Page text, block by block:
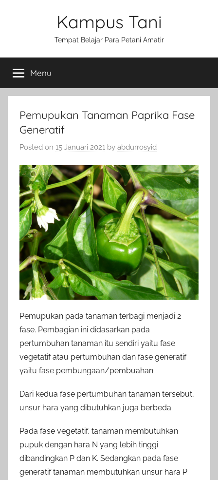
Kampus Tani
Tempat Belajar Para Petani Amatir
Menu
Pemupukan Tanaman Paprika Fase
Generatif
Posted on 15 Januari 2021 by abdurrosyid
Pemupukan pada tanaman terbagi menjadi 2
fase. Pembagian ini didasarkan pada
pertumbuhan tanaman itu sendiri yaitu fase
vegetatif atau pertumbuhan dan fase generatif
yaitu fase pembungaan/pembuahan.
Dari kedua fase pertumbuhan tanaman tersebut,
unsur hara yang dibutuhkan juga berbeda
Pada fase vegetatif, tanaman membutuhkan
pupuk dengan hara N yang lebih tinggi
dibandingkan P dan K. Sedangkan pada fase
generatif tanaman membutuhkan unsur hara P